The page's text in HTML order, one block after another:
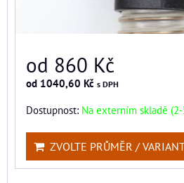
od 860 Kč
od 1040,60 Kč s DPH
Dostupnost: Na externím skladě
ZVOLTE PRŮMĚR /